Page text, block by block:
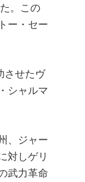
。この
ー・セー
させたヴ
シャルマ
、ジャー
対しゲリ
武力革命